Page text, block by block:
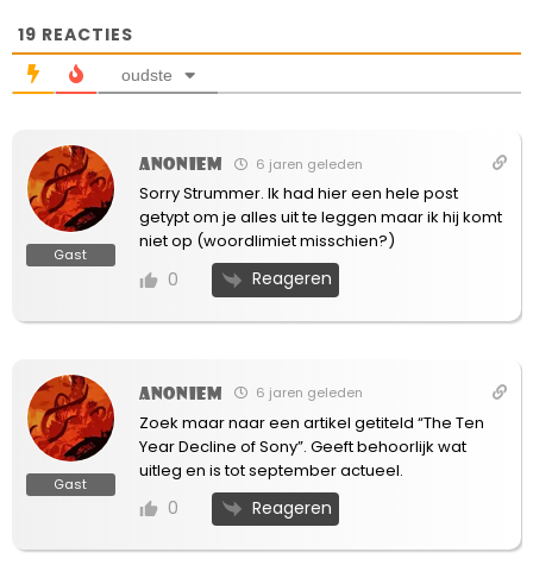
19 REACTIES
oudste
Gast
Anoniem 6 jaren geleden
Sorry Strummer. Ik had hier een hele post
getypt om je alles uit te leggen maar ik hij komt
niet op (woordlimiet misschien?)
0 Reageren
Gast
Anoniem 6 jaren geleden
Zoek maar naar een artikel getiteld “The Ten
Year Decline of Sony”. Geeft behoorlijk wat
uitleg en is tot september actueel.
0 Reageren